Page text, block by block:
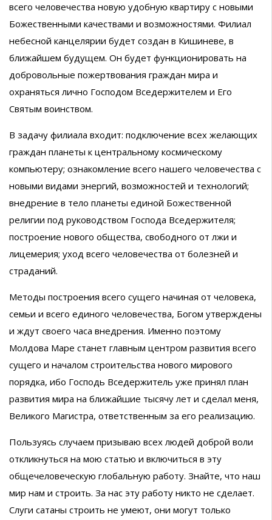
всего человечества новую удобную квартиру с новыми
Божественными качествами и возможностями. Филиал
небесной канцелярии будет создан в Кишиневе, в
ближайшем будущем. Он будет функционировать на
добровольные пожертвования граждан мира и
охраняться лично Господом Вседержителем и Его
Святым воинством.
В задачу филиала входит: подключение всех желающих
граждан планеты к центральному космическому
компьютеру; ознакомление всего нашего человечества с
новыми видами энергий, возможностей и технологий;
внедрение в тело планеты единой Божественной
религии под руководством Господа Вседержителя;
построение нового общества, свободного от лжи и
лицемерия; уход всего человечества от болезней и
страданий.
Методы построения всего сущего начиная от человека,
семьи и всего единого человечества, Богом утверждены
и ждут своего часа внедрения. Именно поэтому
Молдова Маре станет главным центром развития всего
сущего и началом строительства нового мирового
порядка, ибо Господь Вседержитель уже принял план
развития мира на ближайшие тысячу лет и сделал меня,
Великого Магистра, ответственным за его реализацию.
Пользуясь случаем призываю всех людей доброй воли
откликнуться на мою статью и включиться в эту
общечеловеческую глобальную работу. Знайте, что наш
мир нам и строить. За нас эту работу никто не сделает.
Слуги сатаны строить не умеют, они могут только